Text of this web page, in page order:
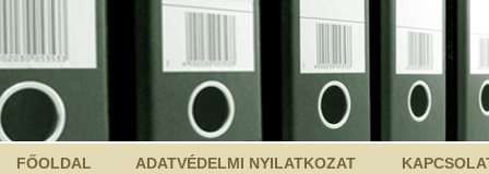
FŐOLDAL ADATVÉDELMI NYILATKOZAT